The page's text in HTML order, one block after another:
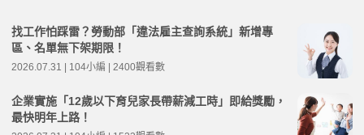
找工作怕踩雷？勞動部「違法雇主查詢系統」新增專
區、名單無下架期限！
2026.07.31 | 104小編 | 2400觀看數
企業實施「12歲以下育兒家長帶薪減工時」即給獎勵，
最快明年上路！